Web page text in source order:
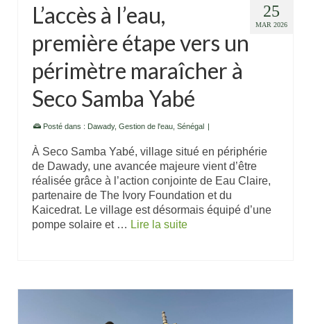
25
MAR 2026
L’accès à l’eau,
première étape vers un
périmètre maraîcher à
Seco Samba Yabé
Posté dans : Dawady, Gestion de l'eau Sénégal |
À Seco Samba Yabé, village situé en périphérie
de Dawady, une avancée majeure vient d’être
réalisée grâce à l’action conjointe de Eau Claire,
partenaire de The Ivory Foundation et du
Kaicedrat. Le village est désormais équipé d’une
pompe solaire et … Lire la suite